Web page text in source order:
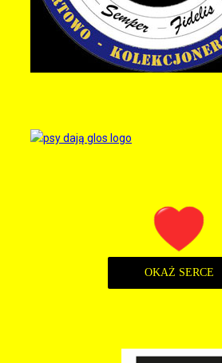
OKAŻ SERCE